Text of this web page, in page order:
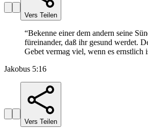
Vers Teilen
“Bekenne einer dem andern seine
füreinander, daß ihr gesund werdet.
Gebet vermag viel, wenn es ernstlich
Jakobus 5:16
Vers Teilen